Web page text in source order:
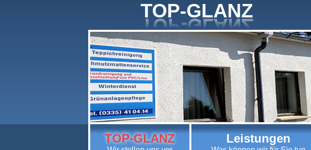
TOP-GLANZ
TOP-GLANZ Leistungen